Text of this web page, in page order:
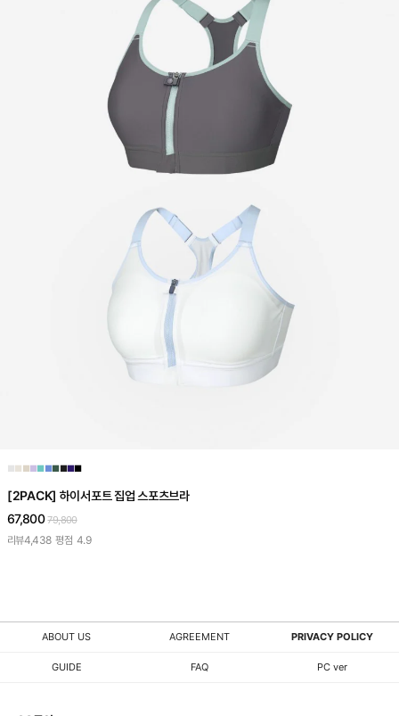
■■■■■■■■■
[2PACK] 하이서포트 집업 스포츠브라
67,800 79,800
리뷰4,438 평점 4.9
ABOUT US AGREEMENT PRIVACY POLICY
GUIDE FAQ PC ver